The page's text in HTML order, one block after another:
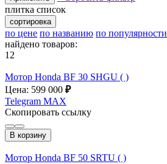
плитка список
сортировка
по цене по названию по популярности
найдено товаров:
12
Мотор Honda BF 30 SHGU ( )
Цена: 599 000 ₽
Telegram MAX
Скопировать ссылку
В корзину
Мотор Honda BF 50 SRTU ( )